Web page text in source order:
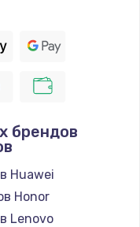
брендов
Huawei
Honor
Lenovo